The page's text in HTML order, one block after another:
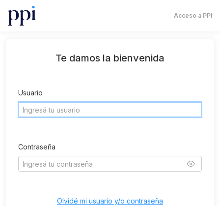
Acceso a PPI
Te damos la bienvenida
Usuario
Contraseña
Olvidé mi usuario y/o contraseña